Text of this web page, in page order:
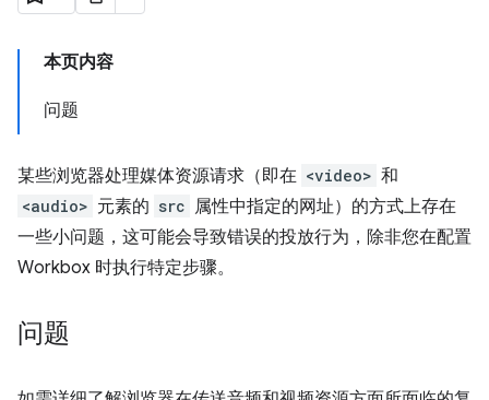
本页内容
问题
某些浏览器处理媒体资源请求（即在 <video> 和
<audio> 元素的 src 属性中指定的网址）的方式上存在
一些小问题，这可能会导致错误的投放行为，除非您在配置
Workbox 时执行特定步骤。
问题